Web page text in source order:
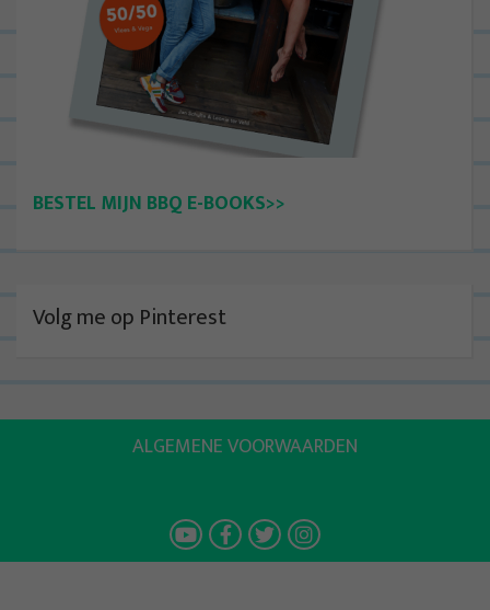
BESTEL MIJN BBQ E-BOOKS>>
Volg me op Pinterest
ALGEMENE VOORWAARDEN